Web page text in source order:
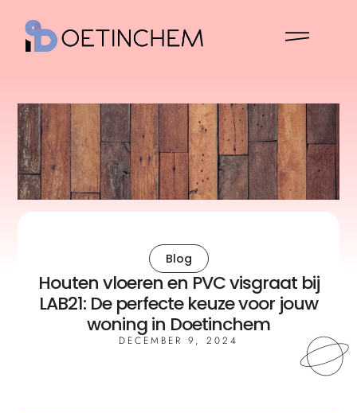
Blog
Houten vloeren en PVC visgraat bij
LAB21: De perfecte keuze voor jouw
woning in Doetinchem
DECEMBER 9, 2024